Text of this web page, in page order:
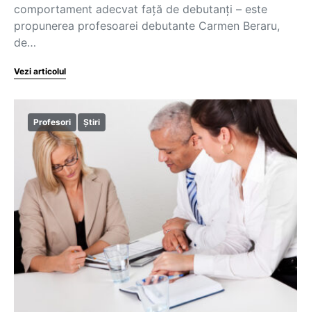
comportament adecvat față de debutanți – este
propunerea profesoarei debutante Carmen Beraru,
de…
Vezi articolul
Profesori Știri